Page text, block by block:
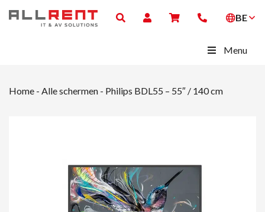
BE
Menu
Home - Alle schermen - Philips BDL55 – 55″ / 140 cm